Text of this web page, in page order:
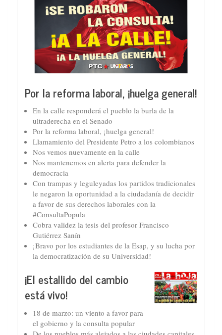
Por la reforma laboral, ¡huelga general!
En la calle responderá el pueblo la burla de la
ultraderecha en el Senado
Por la reforma laboral, ¡huelga general!
Llamamiento del Presidente Petro a los colombianos
Nos vemos nuevamente en la calle
Nos mantenemos en alerta para defender la
democracia
Con trampas y leguleyadas los partidos tradicionales
le negaron la oportunidad a la ciudadanía de decidir
a favor de sus derechos laborales con la
#ConsultaPopula
Cobra validez la tesis del profesor Francisco
Gutiérrez Sanín
¡Bravo por los estudiantes de la Esap, y su lucha por
la democratización de su Universidad!
¡El estallido del cambio
está vivo!
18 de marzo: un viento a favor para
el gobierno y la consulta popular